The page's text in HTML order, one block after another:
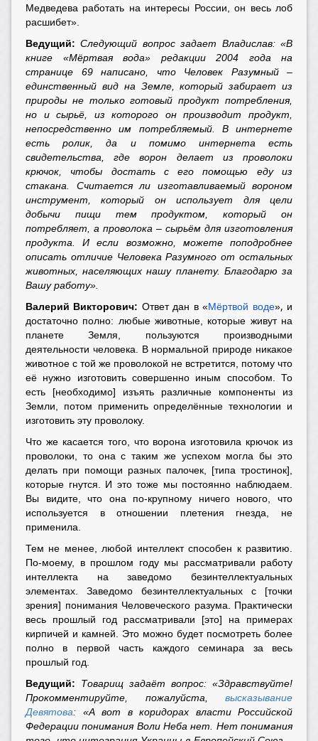
Медведева работать на интересы России, он весь лоб
расшибет».
Ведущий:Следующий вопрос задает Владислав: «В
книге «Мёртвая вода» редакции 2004 года на
странице 69 написано, что Человек Разумный –
единственный вид на Земле, который забирает из
природы не только готовый продукт потребления,
но и сырьё, из которого он производит продукт,
непосредственно им потребляемый. В интернете
есть ролик, да и помимо интернета есть
свидетельства, где ворон делает из проволоки
крючок, чтобы достать с его помощью еду из
стакана. Считается ли изготавливаемый вороном
инструмент, который он использует для цели
добычи пищи тем продуктом, который он
потребляет, а проволока – сырьём для изготовления
продукта. И если возможно, можете поподробнее
описать отличие Человека Разумного от остальных
животных, населяющих нашу планету. Благодарю за
Вашу работу».
Валерий Викторович: Ответ дан в «Мёртвой воде», и
достаточно полно: любые животные, которые живут на
планете Земля, пользуются производными
деятельности человека. В нормальной природе никакое
животное с той же проволокой не встретится, потому что
её нужно изготовить совершенно иным способом. То
есть [необходимо] изъять различные компоненты из
Земли, потом применить определённые технологии и
изготовить эту проволоку.
Что же касается того, что ворона изготовила крючок из
проволоки, то она с таким же успехом могла бы это
делать при помощи разных палочек, [типа тростинок],
которые гнутся. И это тоже мы постоянно наблюдаем.
Вы видите, что она по-крупному ничего нового, что
используется в отношении плетения гнезда, не
применила.
Тем не менее, любой интеллект способен к развитию.
По-моему, в прошлом году мы рассматривали работу
интеллекта на заведомо безинтеллектуальных
элементах. Заведомо безинтеллектуальных с [точки
зрения] понимания Человеческого разума. Практически
весь прошлый год рассматривали [это] на примерах
кирпичей и камней. Это можно будет посмотреть более
полно в первой часть каждого семинара за весь
прошлый год.
Ведущий:
Товарищ задаёт вопрос: «Здравствуйте!
Прокомментируйте, пожалуйста,
высказывание
Девятова: «А вот в коридорах власти Российской
Федерации понимания Воли Неба нет. Нет понимания